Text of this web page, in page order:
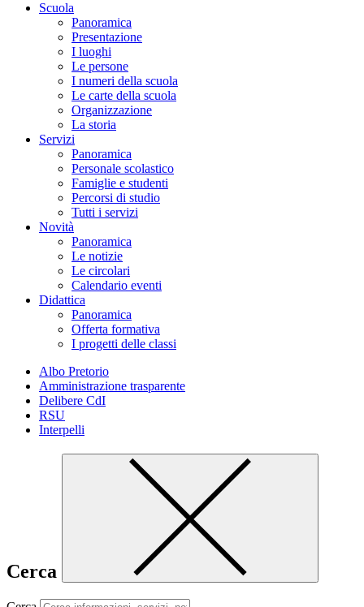
Scuola
Panoramica
Presentazione
I luoghi
Le persone
I numeri della scuola
Le carte della scuola
Organizzazione
La storia
Servizi
Panoramica
Personale scolastico
Famiglie e studenti
Percorsi di studio
Tutti i servizi
Novità
Panoramica
Le notizie
Le circolari
Calendario eventi
Didattica
Panoramica
Offerta formativa
I progetti delle classi
Albo Pretorio
Amministrazione trasparente
Delibere CdI
RSU
Interpelli
Cerca